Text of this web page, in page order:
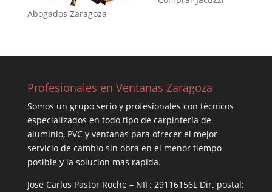
Abogados Zaragoza
Profesionales en Ventanas Zaragoza
Somos un grupo serio y profesionales con técnicos
especializados en todo tipo de carpintería de
aluminio, PVC y ventanas para ofrecer el mejor
servicio de cambio sin obra en el menor tiempo
posible y la solucion mas rapida.
Jose Carlos Pastor Roche – NIF: 29116156L Dir. postal: